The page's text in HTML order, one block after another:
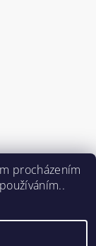
procházením